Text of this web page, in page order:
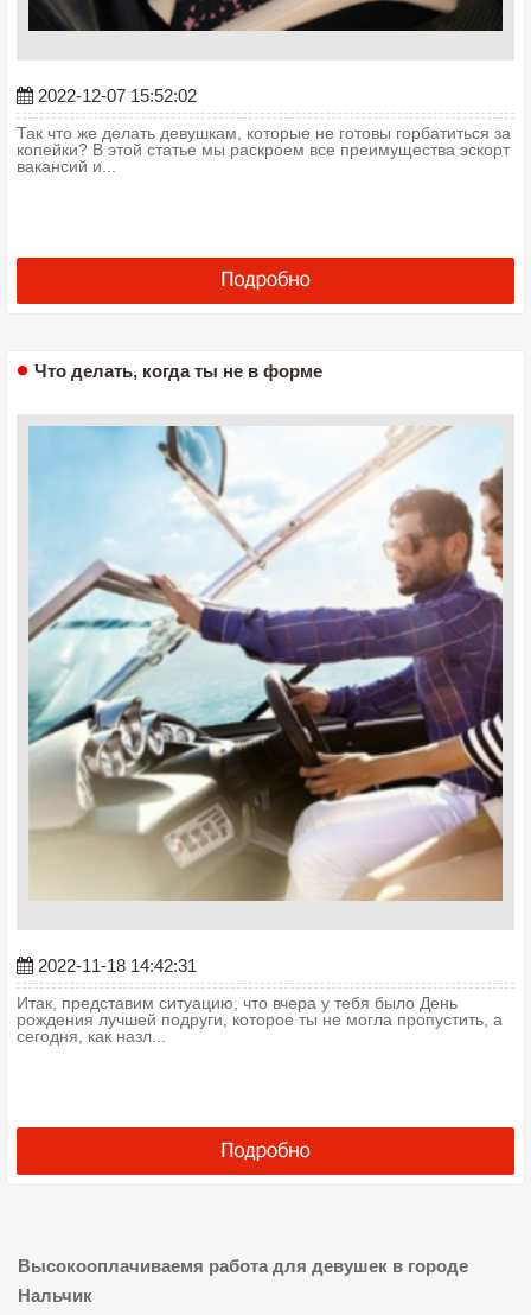
2022-12-07 15:52:02
Так что же делать девушкам, которые не готовы горбатиться за
копейки? В этой статье мы раскроем все преимущества эскорт
вакансий и...
Что делать, когда ты не в форме
2022-11-18 14:42:31
Итак, представим ситуацию, что вчера у тебя было День
рождения лучшей подруги, которое ты не могла пропустить, а
сегодня, как назл...
Высокооплачиваемя работа для девушек в городе
Нальчик